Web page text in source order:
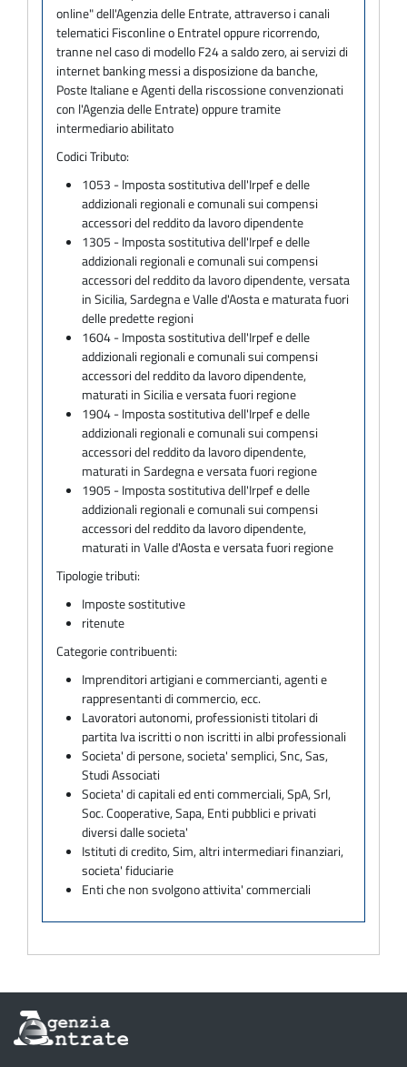
online" dell'Agenzia delle Entrate, attraverso i canali
telematici Fisconline o Entratel oppure ricorrendo,
tranne nel caso di modello F24 a saldo zero, ai servizi di
internet banking messi a disposizione da banche,
Poste Italiane e Agenti della riscossione convenzionati
con l'Agenzia delle Entrate) oppure tramite
intermediario abilitato
Codici Tributo:
1053 - Imposta sostitutiva dell'Irpef e delle
addizionali regionali e comunali sui compensi
accessori del reddito da lavoro dipendente
1305 - Imposta sostitutiva dell'Irpef e delle
addizionali regionali e comunali sui compensi
accessori del reddito da lavoro dipendente, versata
in Sicilia, Sardegna e Valle d'Aosta e maturata fuori
delle predette regioni
1604 - Imposta sostitutiva dell'Irpef e delle
addizionali regionali e comunali sui compensi
accessori del reddito da lavoro dipendente,
maturati in Sicilia e versata fuori regione
1904 - Imposta sostitutiva dell'Irpef e delle
addizionali regionali e comunali sui compensi
accessori del reddito da lavoro dipendente,
maturati in Sardegna e versata fuori regione
1905 - Imposta sostitutiva dell'Irpef e delle
addizionali regionali e comunali sui compensi
accessori del reddito da lavoro dipendente,
maturati in Valle d'Aosta e versata fuori regione
Tipologie tributi:
Imposte sostitutive
ritenute
Categorie contribuenti:
Imprenditori artigiani e commercianti, agenti e
rappresentanti di commercio, ecc.
Lavoratori autonomi, professionisti titolari di
partita Iva iscritti o non iscritti in albi professionali
Societa' di persone, societa' semplici, Snc, Sas,
Studi Associati
Societa' di capitali ed enti commerciali, SpA, Srl,
Soc. Cooperative, Sapa, Enti pubblici e privati
diversi dalle societa'
Istituti di credito, Sim, altri intermediari finanziari,
societa' fiduciarie
Enti che non svolgono attivita' commerciali
Informazioni
sul